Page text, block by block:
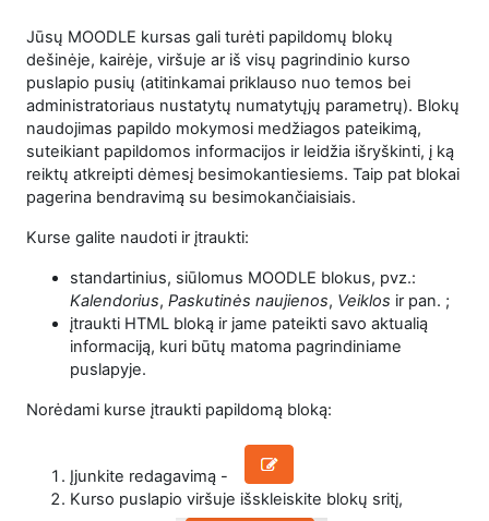
Jūsų MOODLE kursas gali turėti papildomų blokų
dešinėje, kairėje, viršuje ar iš visų pagrindinio kurso
puslapio pusių (atitinkamai priklauso nuo temos bei
administratoriaus nustatytų numatytųjų parametrų). Blokų
naudojimas papildo mokymosi medžiagos pateikimą,
suteikiant papildomos informacijos ir leidžia išryškinti, į ką
reiktų atkreipti dėmesį besimokantiesiems. Taip pat blokai
pagerina bendravimą su besimokančiaisiais.
Kurse galite naudoti ir įtraukti:
standartinius, siūlomus MOODLE blokus, pvz.:
Kalendorius, Paskutinės naujienos, Veiklos ir pan. ;
įtraukti HTML bloką ir jame pateikti savo aktualią
informaciją, kuri būtų matoma pagrindiniame
puslapyje.
Norėdami kurse įtraukti papildomą bloką:
Įjunkite redagavimą -
Kurso puslapio viršuje išskleiskite blokų sritį,